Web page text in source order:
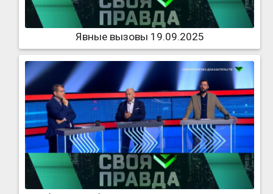
Явные вызовы 19.09.2025